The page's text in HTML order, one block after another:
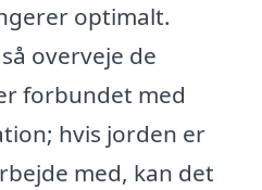
optimalt.
overveje de
forbundet med
hvis jorden er
med, kan det